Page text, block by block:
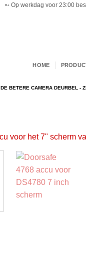
➵ Op werkdag voor 23:00
HOME
DE BETERE CAMERA DEURBEL -